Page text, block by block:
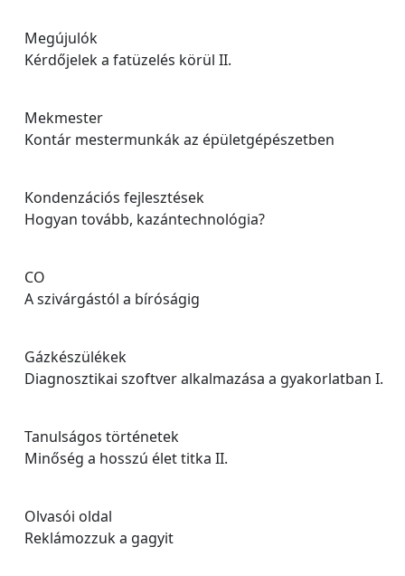
Megújulók
Kérdőjelek a fatüzelés körül II.
Mekmester
Kontár mestermunkák az épületgépészetben
Kondenzációs fejlesztések
Hogyan tovább, kazántechnológia?
CO
A szivárgástól a bíróságig
Gázkészülékek
Diagnosztikai szoftver alkalmazása a gyakorlatban I.
Tanulságos történetek
Minőség a hosszú élet titka II.
Olvasói oldal
Reklámozzuk a gagyit